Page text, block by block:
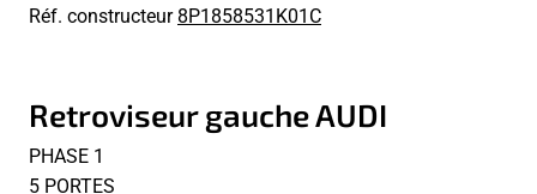
Réf. constructeur8P1858531K01C
Retroviseur gauche AUDI
PHASE 1
5 PORTES